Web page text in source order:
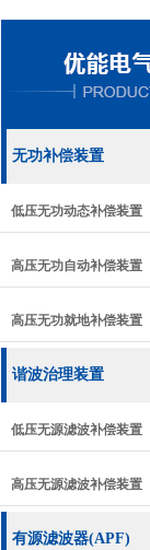
无功补偿装置
低压无功动态补偿装置
高压无功自动补偿装置
高压无功就地补偿装置
谐波治理装置
低压无源滤波补偿装置
高压无源滤波补偿装置
有源滤波器(APF)